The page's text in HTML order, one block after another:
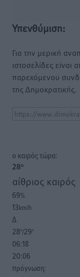
Υπενθύμιση:
Για την μερική
ιστοσελίδες
παρεχόμενου
της Δημοκρατικής.
o καιρός τώρα:
28°
αίθριος καιρός
69%
13km/h
Δ
28°/29°
06:18
20:06
πρόγνωση: